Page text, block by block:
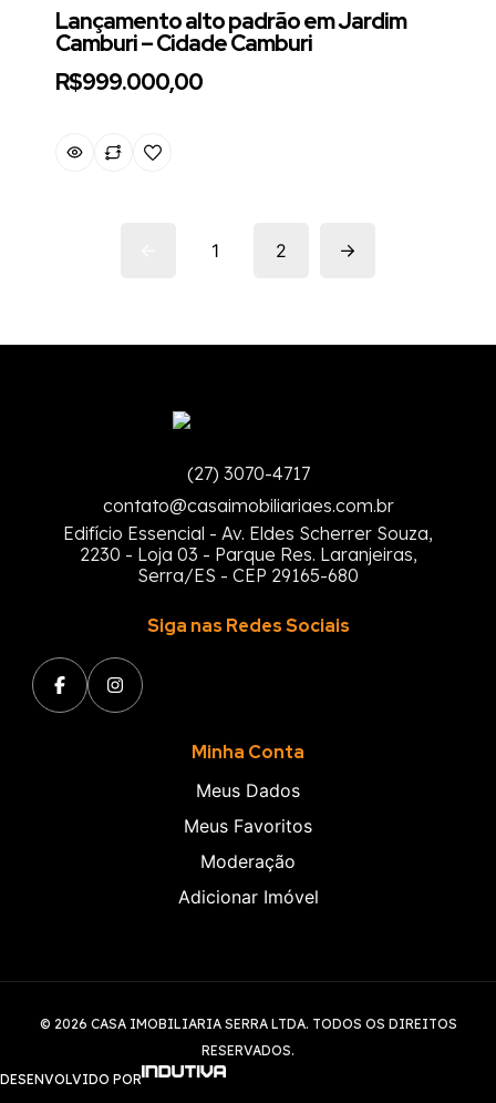
Lançamento alto padrão em Jardim
Camburi – Cidade Camburi
R$999.000,00
1 2
(27) 3070-4717
contato@casaimobiliariaes.com.br
Edifício Essencial - Av. Eldes Scherrer Souza,
2230 - Loja 03 - Parque Res. Laranjeiras,
Serra/ES - CEP 29165-680
Minha Conta
Meus Dados
Meus Favoritos
Moderação
Adicionar Imóvel
Siga nas Redes Sociais
© 2026 CASA IMOBILIARIA SERRA LTDA. TODOS OS DIREITOS
RESERVADOS.
DESENVOLVIDO POR